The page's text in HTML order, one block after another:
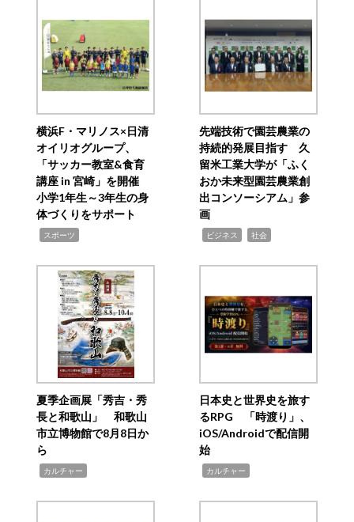
横浜F・マリノス×日清
オイリオグループ、
「サッカー教室&食育
講座 in 宮崎」を開催
小学1年生～3年生の身
体づくりをサポート
スポーツ
先端技術で園芸農業の
持続的発展目指す 久
留米工業大学が「ふく
おか未来型園芸農業創
出コンソーシアム」参
画
ビジネス 社会
夏季企画展「秀吉・秀
長と和歌山」 和歌山
市立博物館で8月8日か
ら
カルチャー
日本史と世界史を旅す
るRPG 「時渡り」、
iOS/Androidで配信開
始
カルチャー